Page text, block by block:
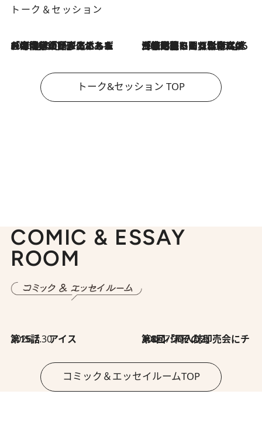
トーク＆セッション
2026.8.3
「今後値上げがあるとすれば…」「リスクがあるのは今年の冬」エネルギー専門家が語る、ホルムズ海峡封鎖が家庭にもたらす“ある心配” 2026.8.3
「住宅建てられない…」「サーチャージ料の高値が続いている」ホルムズ海峡封鎖による影響はいつまで続く？《エネルギー専門家に聞く“どうなる日本の暮らし”》
トーク&セッション TOP
COMIC & ESSAY
ROOM
2026.7.30
第15話 アイス 2026.7.30
第8回「同人誌即売会にチャレンジ その2」
コミック＆エッセイルームTOP